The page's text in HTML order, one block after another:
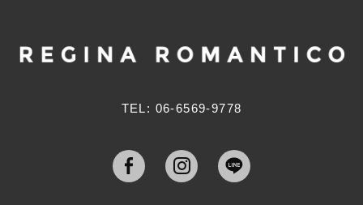
へ
TEL: 06-6569-9778